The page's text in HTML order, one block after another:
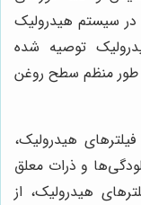
در سیستم هیدرولیک
توصیه شده
طور منظم سطح روغن
فیلترهای هیدرولیک،
و ذرات معلق
هیدرولیک، از